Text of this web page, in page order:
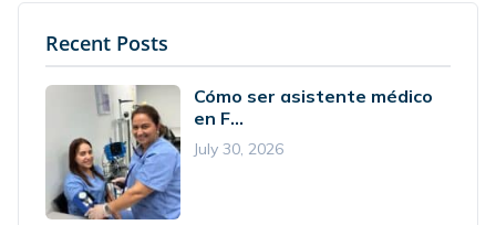
Recent Posts
Cómo ser asistente médico
en F...
July 30, 2026